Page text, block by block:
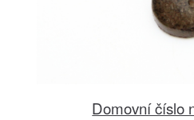
Domovní číslo